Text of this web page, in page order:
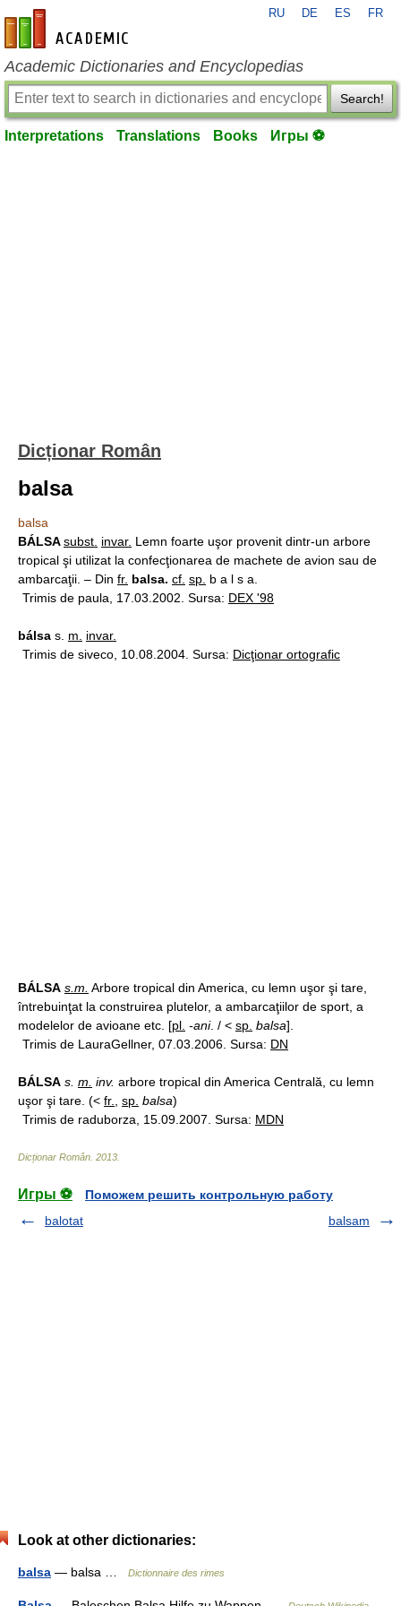
en-academic.com
RU DE ES FR
Academic Dictionaries and Encyclopedias
Search!
Interpretations Translations Books Игры ⚽
Dicționar Român
balsa
balsa
BÁLSAsubst. invar. Lemn foarte uşor provenit dintr-un arbore
tropical şi utilizat la confecţionarea de machete de avion sau de
ambarcaţii. – Din fr. balsa. cf. sp. b a l s a.
Trimis de paula, 17.03.2002. Sursa: DEX '98
bálsa s. m.
invar.
Trimis de siveco, 10.08.2004. Sursa: Dicţionar ortografic
BÁLSA s.m. Arbore tropical din America, cu lemn uşor şi tare,
întrebuinţat la construirea plutelor, a ambarcaţiilor de sport, a
modelelor de avioane etc. [pl. -ani. / < sp. balsa].
Trimis de LauraGellner, 07.03.2006. Sursa: DN
BÁLSA s. m. inv. arbore tropical din America Centrală, cu lemn
uşor şi tare. (< fr. sp. balsa)
Trimis de raduborza, 15.09.2007. Sursa: MDN
Dicționar Român 2013
Игры ⚽
Поможем решить контрольную работу
balotat
balsam
Look at other dictionaries:
balsa — balsa … Dictionnaire des rimes